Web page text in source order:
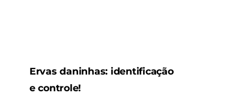
Ervas daninhas: identificação
e controle!